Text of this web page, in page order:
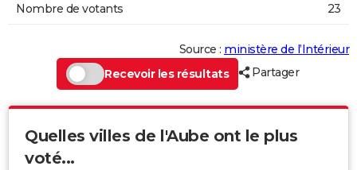
Nombre de votants 23
Source : ministère de l’Intérieur
Recevoir les résultats
Partager
Quelles villes de l'Aube ont le plus
voté...